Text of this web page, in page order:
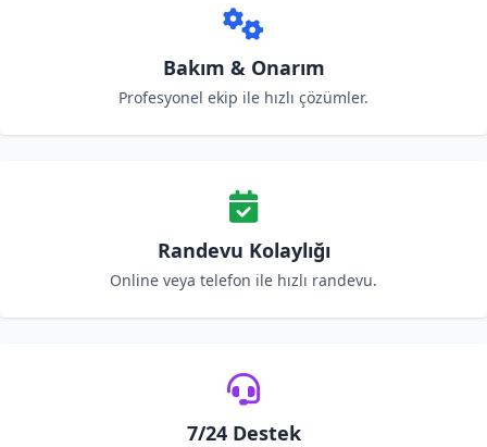
Bakım & Onarım
Profesyonel ekip ile hızlı çözümler.
Randevu Kolaylığı
Online veya telefon ile hızlı randevu.
7/24 Destek